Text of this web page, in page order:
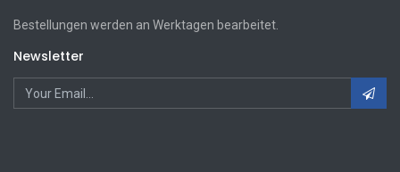
Bestellungen werden an Werktagen bearbeitet.
Newsletter